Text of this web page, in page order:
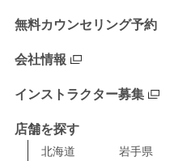
無料カウンセリング予約
会社情報
インストラクター募集
店舗を探す
北海道 岩手県